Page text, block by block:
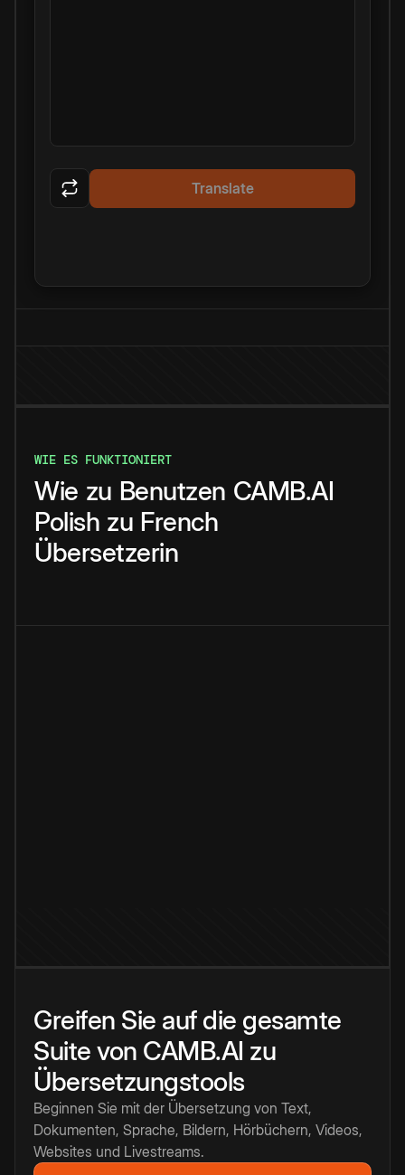
Translate
WIE ES FUNKTIONIERT
Wie zu Benutzen CAMB.AI
Polish zu French
Übersetzerin
Greifen Sie auf die gesamte
Suite von CAMB.AI zu
Übersetzungstools
Beginnen Sie mit der Übersetzung von Text,
Dokumenten, Sprache, Bildern, Hörbüchern, Videos,
Websites und Livestreams.